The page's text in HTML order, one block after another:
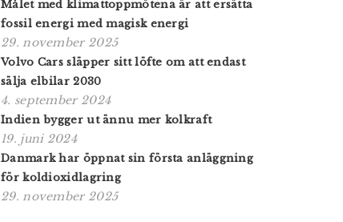
Målet med klimattoppmötena är att ersätta
fossil energi med magisk energi
29. november 2025
Volvo Cars släpper sitt löfte om att endast
sälja elbilar 2030
4. september 2024
Indien bygger ut ännu mer kolkraft
19. juni 2024
Danmark har öppnat sin första anläggning
för koldioxidlagring
29. november 2025